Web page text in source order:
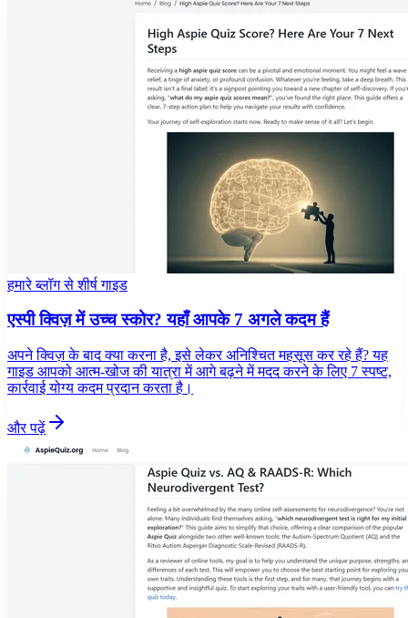
हमारे ब्लॉग से शीर्ष गाइड
एस्पी क्विज़ में उच्च स्कोर? यहाँ आपके 7 अगले कदम हैं
अपने क्विज़ के बाद क्या करना है, इसे लेकर अनिश्चित महसूस कर रहे हैं? यह
गाइड आपको आत्म-खोज की यात्रा में आगे बढ़ने में मदद करने के लिए 7 स्पष्ट,
कार्रवाई योग्य कदम प्रदान करता है।
और पढ़ें